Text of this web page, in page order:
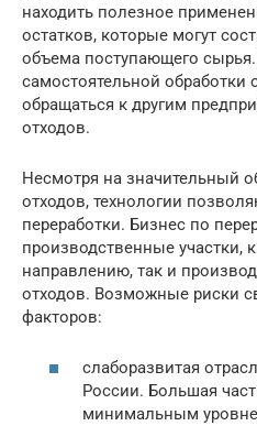
находить полезное
остатков, которые могут
объема поступающего
самостоятельной
обращаться к другим
отходов.
Несмотря на значительный
отходов, технологии
переработки. Бизнес по
производственные участки,
направлению, так и
отходов. Возможные риски
факторов:
слаборазвитая
России. Большая
минимальным